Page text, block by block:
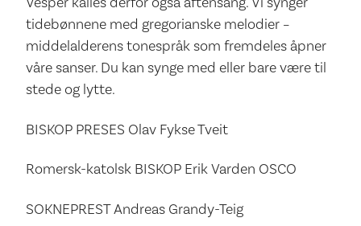
tidebønnene med gregorianske melodier –
middelalderens tonespråk som fremdeles åpner
våre sanser. Du kan synge med eller bare være til
stede og lytte.
BISKOP PRESES Olav Fykse Tveit
Romersk-katolsk BISKOP Erik Varden OSCO
SOKNEPREST Andreas Grandy-Teig